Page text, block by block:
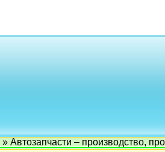
» Автозапчасти – производство,